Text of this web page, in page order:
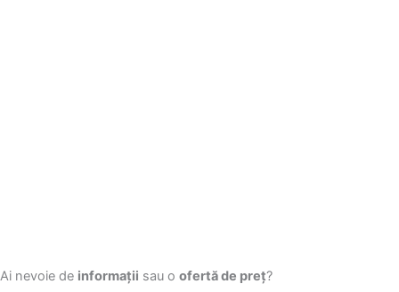
Ai nevoie de informații sau o ofertă de preț?